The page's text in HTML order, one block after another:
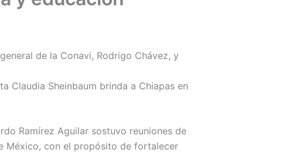
de la Conavi, Rodrigo Chávez, y
Claudia Sheinbaum brinda a Chiapas en
Ramírez Aguilar sostuvo reuniones de
México, con el propósito de fortalecer